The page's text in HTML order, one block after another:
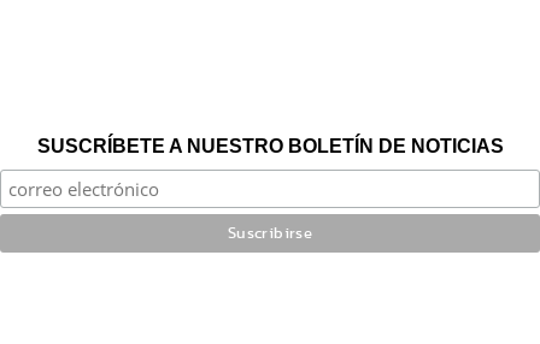
SUSCRÍBETE A NUESTRO BOLETÍN DE NOTICIAS